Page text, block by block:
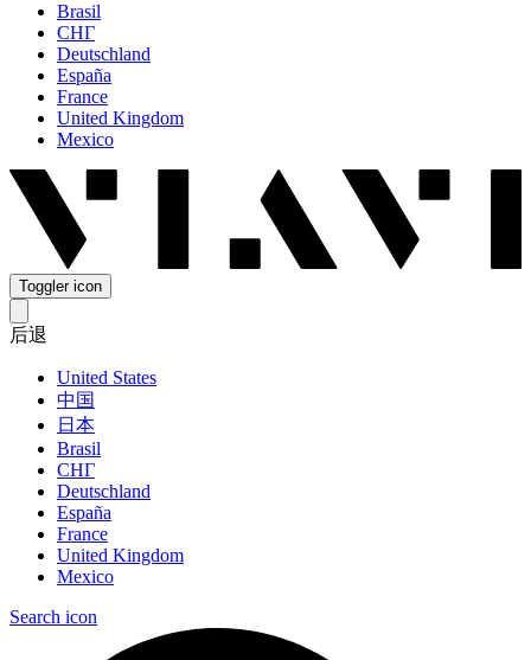
Brasil
СНГ
Deutschland
España
France
United Kingdom
Mexico
Toggler icon
后退
United States
中国
日本
Brasil
СНГ
Deutschland
España
France
United Kingdom
Mexico
Search icon